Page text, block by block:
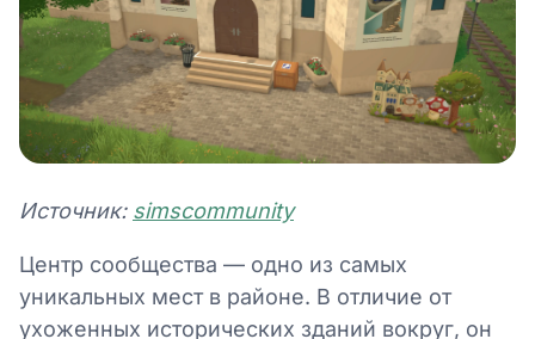
Источник: simscommunity
Центр сообщества — одно из самых
уникальных мест в районе. В отличие от
ухоженных исторических зданий вокруг, он